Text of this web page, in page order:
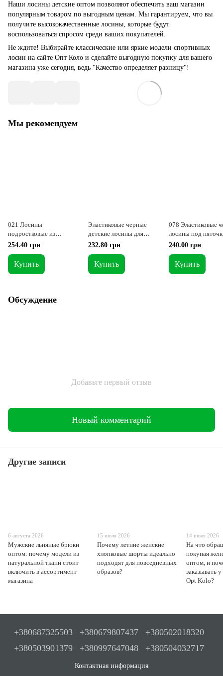
Наши лосины детские оптом позволяют обеспечить ваш магазин
популярным товаром по выгодным ценам. Мы гарантируем, что вы
получите высококачественные лосины, которые будут
воспользоваться спросом среди ваших покупателей.
Не ждите! Выбирайте классические или яркие модели спортивных
лосин на сайте Опт Коло и сделайте выгодную покупку для вашего
магазина уже сегодня, ведь "Качество определяет разницу"!
Мы рекомендуем
021 Лосины
подростковые из
матового бифлекса № 1
254.40 грн
Купить
Эластиковые черные
детские лосины для
танцев и гимнастики № 0
232.80 грн
Купить
078 Эластиковые
лосины под
танцев и
240.00 грн
Купить
Обсуждение
Добавьте первый отзыв
Новый комментарий
Другие записи
6 августа 2026
Мужские льняные брюки
оптом: почему модели из
натуральной ткани стоит
включить в ассортимент
магазина
15 июля 2026
Почему летние женские
хлопковые шорты идеально
подходят для повседневных
образов?
14 июля 2026
На что
покупая
оптом, и
заказывать
Opt Kolo?
+380687325503 +380679807437
+380502018320
+380503901379
+380997647048 +380504032717
Контактная информация